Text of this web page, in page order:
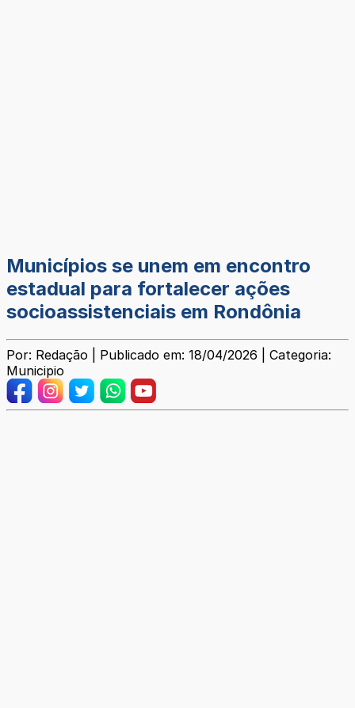
Municípios se unem em encontro
estadual para fortalecer ações
socioassistenciais em Rondônia
Por: Redação | Publicado em: 18/04/2026 | Categoria:
Municipio